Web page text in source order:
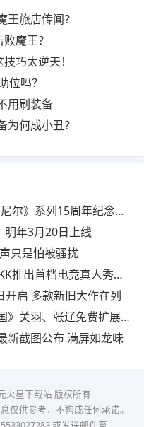
王旅店传闻？
魔王？
巧太逆天！
位吗？
用刷装备
为何成小丑？
系列15周年纪念典藏套装
明年3月20日上线
只是怕被骚扰
竞真人秀《寻找下一个Sky》
启 多款新旧大作在列
、张辽免费扩展包现已上线
新截图公布 满屏如龙味
火星下载站 版权所有
仅供参考，不构成任何承诺。